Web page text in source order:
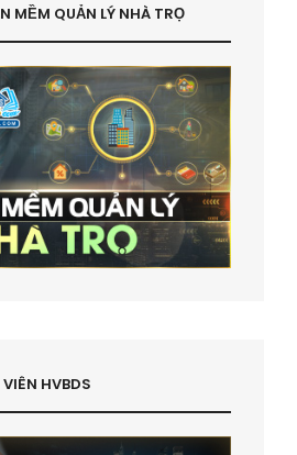
MỀM QUẢN LÝ NHÀ TRỌ
HVBDS